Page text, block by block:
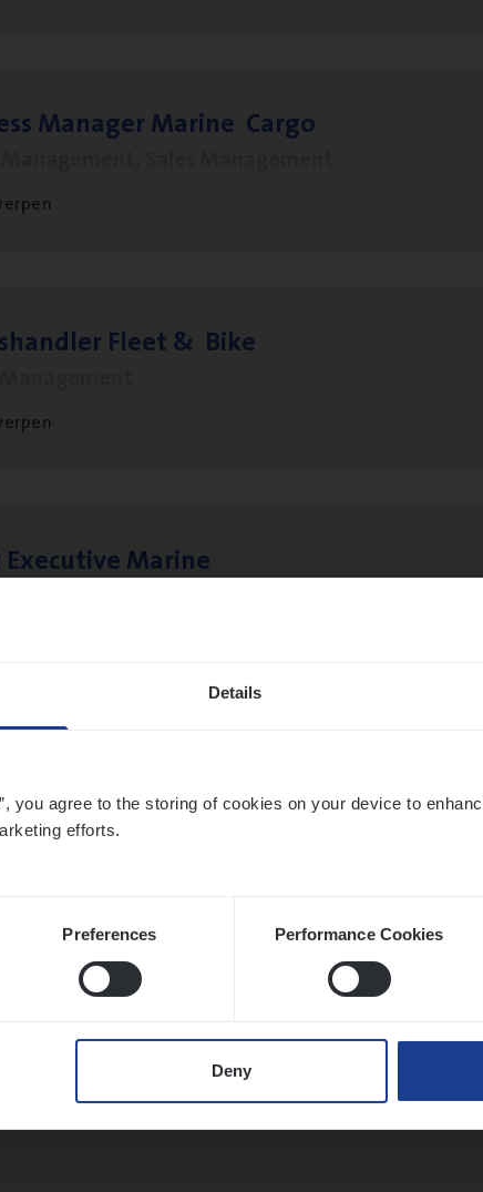
Details
you agree to the storing of cookies on your device to
efforts.
Preferences Performance Cookies
Deny
Mana­ger Mari­ne Cargo
Fleet& Bike
Marine
Care Expert
Services